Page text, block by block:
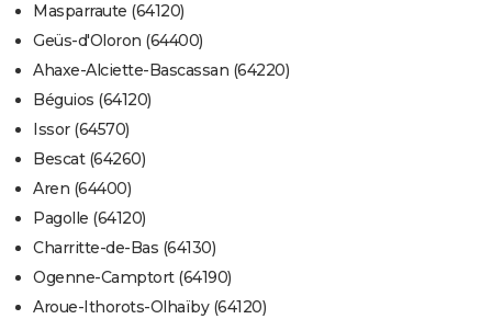
Masparraute (64120)
Geüs-d'Oloron (64400)
Ahaxe-Alciette-Bascassan (64220)
Béguios (64120)
Issor (64570)
Bescat (64260)
Aren (64400)
Pagolle (64120)
Charritte-de-Bas (64130)
Ogenne-Camptort (64190)
Aroue-Ithorots-Olhaïby (64120)